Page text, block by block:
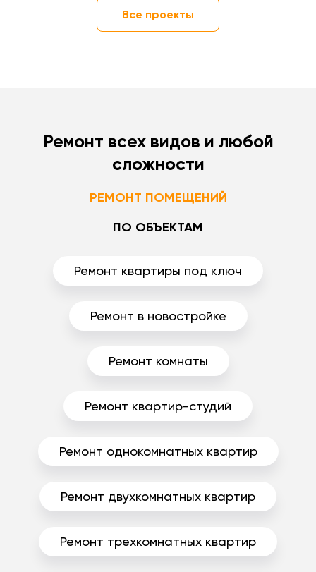
Все проекты
Ремонт всех видов и любой
сложности
РЕМОНТ ПОМЕЩЕНИЙ
ПО ОБЪЕКТАМ
Ремонт квартиры под ключ
Ремонт в новостройке
Ремонт комнаты
Ремонт квартир-студий
Ремонт однокомнатных квартир
Ремонт двухкомнатных квартир
Ремонт трехкомнатных квартир